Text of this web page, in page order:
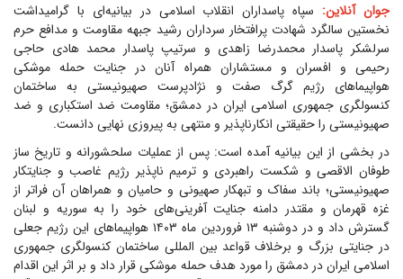
جوان آنلاین: سپاه پاسداران انقلاب اسلامی در بیانیه‌ای با گرامیداشت
نخستین سالگرد شهادت پرافتخار سرداران رشید جبهه مقاومت و مدافع حرم
سرلشکر پاسدار محمدرضا زاهدی و سرتیپ پاسدار محمد هادی حاجی
رحیمی و افسران و مستشاران همراه آنان در جنایت حمله موشکی
هواپیما‌های رژیم گرگ صفت و نژادپرست صهیونیستی به ساختمان
کنسولگری جمهوری اسلامی ایران در دمشق؛ مقاومت ضد استکباری و ضد
صهیونیستی را حقیقتی انکارناپذیر و منتهی به پیروزی نهایی دانست.
در بخشی از این بیانیه آمده است: پس از عملیات سلحشورانه و تاریخ ساز
طوفان الاقصی و شکست راهبردی و ترمیم ناپذیر رژیم غاصب و جنایتکار
صهیونیستی؛ باند سفاک و تبهکار صهیونی و حامیان و همراهان آن فراتر از
غزه قهرمان و مقتدر دامنه جنایت آفرینی‌های خود را به سوریه و لبنان
گسترش داد و در دوشنبه ۱۳ فروردین ماه ۱۴۰۳ هواپیما‌های این رژیم جعلی
در جنایتی بزرگ و برخلاف قواعد بین المللی ساختمان کنسولگری جمهوری
اسلامی ایران در دمشق را مورد هدف حمله موشکی قرار داد و بر اثر این اقدام